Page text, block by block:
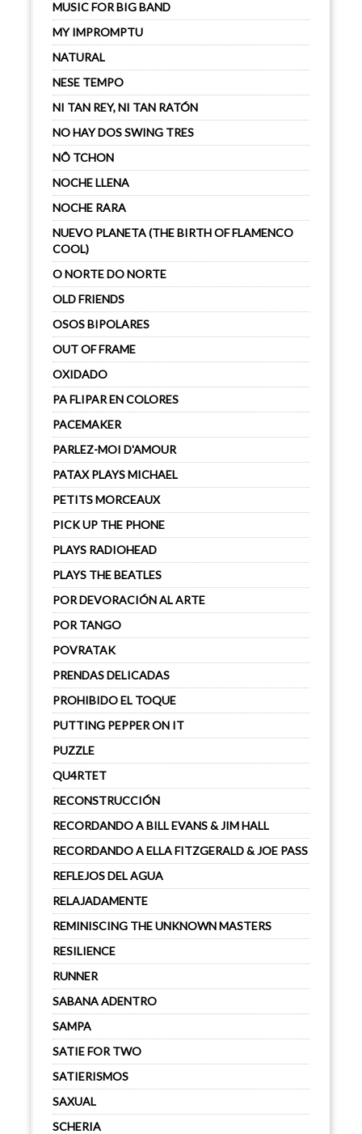
MUSIC FOR BIG BAND
MY IMPROMPTU
NATURAL
NESE TEMPO
NI TAN REY, NI TAN RATÓN
NO HAY DOS SWING TRES
NÔ TCHON
NOCHE LLENA
NOCHE RARA
NUEVO PLANETA (THE BIRTH OF FLAMENCO
COOL)
O NORTE DO NORTE
OLD FRIENDS
OSOS BIPOLARES
OUT OF FRAME
OXIDADO
PA FLIPAR EN COLORES
PACEMAKER
PARLEZ-MOI D'AMOUR
PATAX PLAYS MICHAEL
PETITS MORCEAUX
PICK UP THE PHONE
PLAYS RADIOHEAD
PLAYS THE BEATLES
POR DEVORACIÓN AL ARTE
POR TANGO
POVRATAK
PRENDAS DELICADAS
PROHIBIDO EL TOQUE
PUTTING PEPPER ON IT
PUZZLE
QU4RTET
RECONSTRUCCIÓN
RECORDANDO A BILL EVANS & JIM HALL
RECORDANDO A ELLA FITZGERALD & JOE PASS
REFLEJOS DEL AGUA
RELAJADAMENTE
REMINISCING THE UNKNOWN MASTERS
RESILIENCE
RUNNER
SABANA ADENTRO
SAMPA
SATIE FOR TWO
SATIERISMOS
SAXUAL
SCHERIA